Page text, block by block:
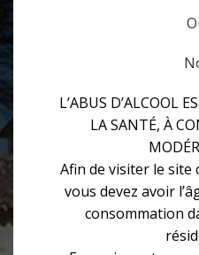
L’ABUS D’ALCOOL
LA SANTÉ, À
Afin de visiter le site
vous devez avoir
consommation